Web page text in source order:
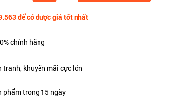
để có được giá tốt nhất
chính hãng
tranh, khuyến mãi cực lớn
phẩm trong 15 ngày